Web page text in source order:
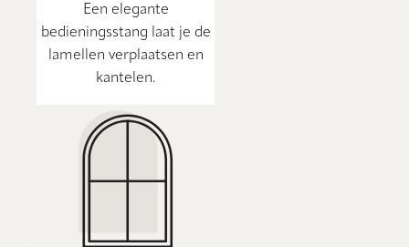
Een elegante
bedieningsstang laat je de
lamellen verplaatsen en
kantelen.